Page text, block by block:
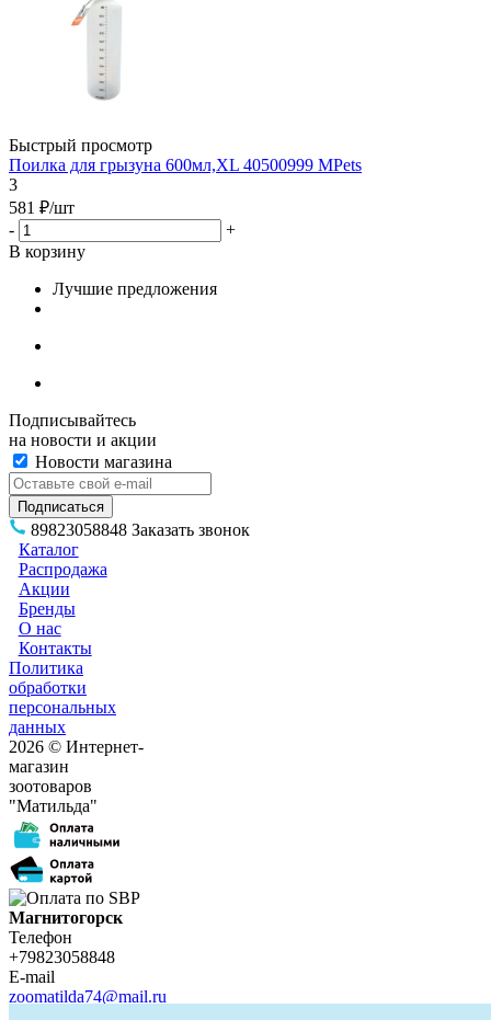
Быстрый просмотр
Поилка для грызуна 600мл,ХL 40500999 MPets
3
581 ₽/шт
-
+
В корзину
Лучшие предложения
Подписывайтесь
на новости и акции
Новости магазина
89823058848 Заказать звонок
Каталог
Распродажа
Акции
Бренды
О нас
Контакты
Политика
обработки
персональных
данных
2026 © Интернет-
магазин
зоотоваров
"Матильда"
Магнитогорск
Телефон
+79823058848
E-mail
zoomatilda74@mail.ru